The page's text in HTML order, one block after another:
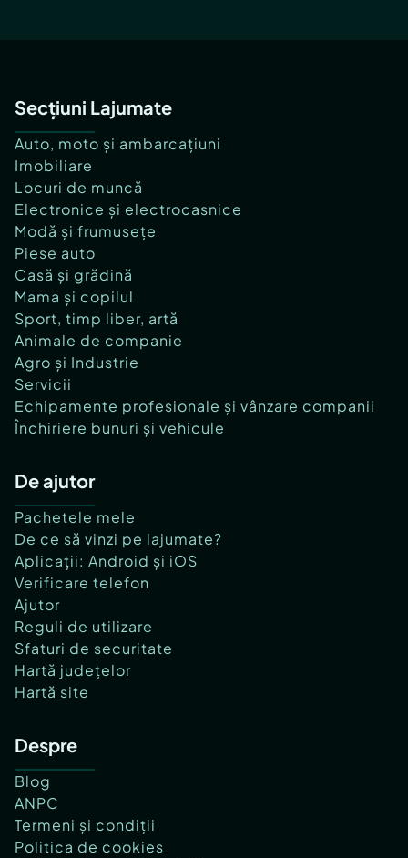
Secțiuni Lajumate
Auto, moto și ambarcațiuni
Imobiliare
Locuri de muncă
Electronice și electrocasnice
Modă și frumusețe
Piese auto
Casă și grădină
Mama și copilul
Sport, timp liber, artă
Animale de companie
Agro și Industrie
Servicii
Echipamente profesionale și vânzare companii
Închiriere bunuri și vehicule
De ajutor
Pachetele mele
De ce să vinzi pe lajumate?
Aplicații: Android și iOS
Verificare telefon
Ajutor
Reguli de utilizare
Sfaturi de securitate
Hartă județelor
Hartă site
Despre
Blog
ANPC
Termeni și condiții
Politica de cookies